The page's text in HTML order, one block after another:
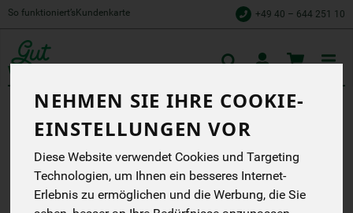
NEHMEN SIE IHRE COOKIE-
EINSTELLUNGEN VOR
Diese Website verwendet Cookies und Targeting
Technologien, um Ihnen ein besseres Internet-
Erlebnis zu ermöglichen und die Werbung, die Sie
So funktioniert’s Kundenkarte +49 40 – 644 251 10
← Zurück zu Fleisch
LAMMFLEISCH
Hersteller Allergene
cart